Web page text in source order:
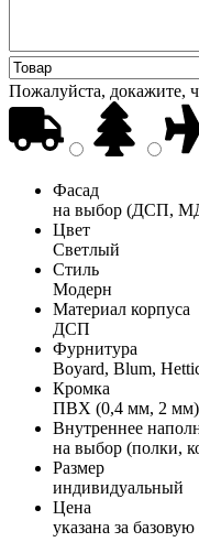
Пожалуйста, докажите,
Фасад
на выбор (ДСП,
Цвет
Светлый
Стиль
Модерн
Материал корпуса
ДСП
Фурнитура
Boyard, Blum,
Кромка
ПВХ (0,4 мм, 2 мм)
Внутреннее
на выбор (полки,
Размер
индивидуальный
Цена
указана за